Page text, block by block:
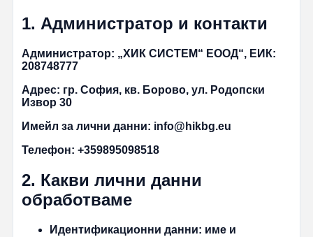
1. Администратор и контакти
Администратор: „ХИК СИСТЕМ“ ЕООД“, ЕИК:
208748777
Адрес: гр. София, кв. Борово, ул. Родопски
Извор 30
Имейл за лични данни: info@hikbg.eu
Телефон: +359895098518
2. Какви лични данни
обработваме
Идентификационни данни: име и